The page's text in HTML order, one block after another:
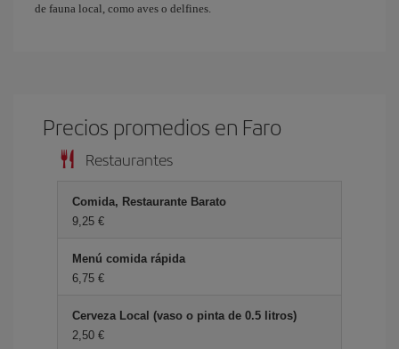
de fauna local, como aves o delfines.
Precios promedios en Faro
Restaurantes
Comida, Restaurante Barato
9,25 €
Menú comida rápida
6,75 €
Cerveza Local (vaso o pinta de 0.5 litros)
2,50 €